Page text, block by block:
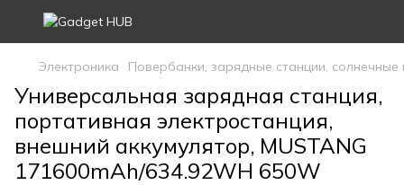
Электроника Повербанки, зарядные станции, солнечные
Универсальная зарядная станция,
портативная электростанция,
внешний аккумулятор, MUSTANG
171600mAh/634.92WH 650W